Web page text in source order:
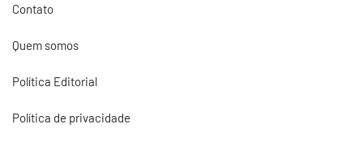
Contato
Quem somos
Política Editorial
Política de privacidade